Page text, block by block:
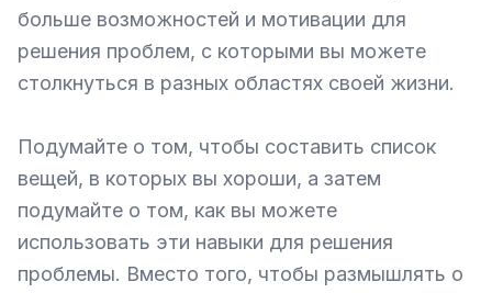
больше возможностей и мотивации для
решения проблем, с которыми вы можете
столкнуться в разных областях своей жизни.
Подумайте о том, чтобы составить список
вещей, в которых вы хороши, а затем
подумайте о том, как вы можете
использовать эти навыки для решения
проблемы. Вместо того, чтобы размышлять о